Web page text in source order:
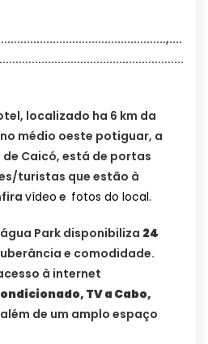
localizado ha 6 km da
médio oeste potiguar, a
de Caicó, está de portas
turistas que estão à
vídeo e fotos do local.
Park disponibiliza 24
e comodidade.
à internet
TV a Cabo,
de um amplo espaço